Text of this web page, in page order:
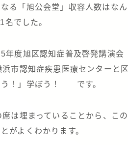
る「旭公会堂」収容人数はな
でした。
年度旭区認知症普及啓発講演会
市認知症疾患医療センターと
う！」学ぼう！ です。
は埋まっていることから、こ
がよくわかります。